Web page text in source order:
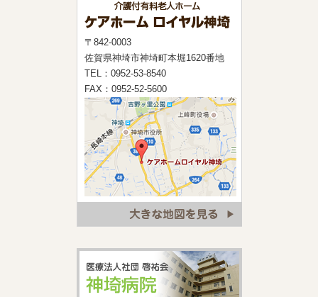
〒842-0003
佐賀県神埼市神埼町本堀1620番地
TEL：0952-53-8540
FAX：0952-52-5600